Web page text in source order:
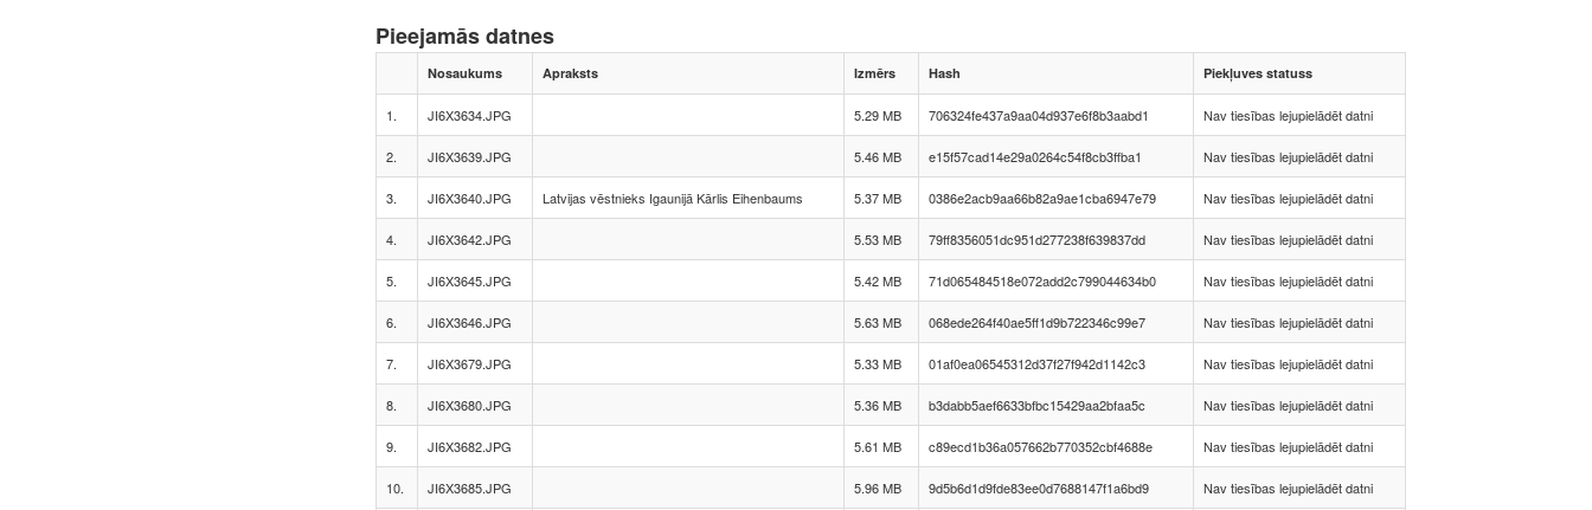
Pieejamās datnes
Nosaukums Apraksts Izmērs Hash Piekļuves statuss
1. JI6X3634.JPG 5.29 MB 706324fe437a9aa04d937e6f8b3aabd1 Nav tiesības lejupielādēt datni
2. JI6X3639.JPG 5.46 MB e15f57cad14e29a0264c54f8cb3ffba1 Nav tiesības lejupielādēt datni
3. JI6X3640.JPG Latvijas vēstnieks Igaunijā Kārlis Eihenbaums 5.37 MB 0386e2acb9aa66b82a9ae1cba6947e79 Nav tiesības lejupielādēt datni
4. JI6X3642.JPG 5.53 MB 79ff8356051dc951d277238f639837dd Nav tiesības lejupielādēt datni
5. JI6X3645.JPG 5.42 MB 71d065484518e072add2c799044634b0 Nav tiesības lejupielādēt datni
6. JI6X3646.JPG 5.63 MB 068ede264f40ae5ff1d9b722346c99e7 Nav tiesības lejupielādēt datni
7. JI6X3679.JPG 5.33 MB 01af0ea06545312d37f27f942d1142c3 Nav tiesības lejupielādēt datni
8. JI6X3680.JPG 5.36 MB b3dabb5aef6633bfbc15429aa2bfaa5c Nav tiesības lejupielādēt datni
9. JI6X3682.JPG 5.61 MB c89ecd1b36a057662b770352cbf4688e Nav tiesības lejupielādēt datni
10. JI6X3685.JPG 5.96 MB 9d5b6d1d9fde83ee0d7688147f1a6bd9 Nav tiesības lejupielādēt datni